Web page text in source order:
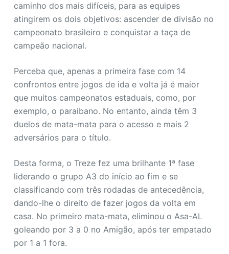
caminho dos mais difíceis, para as equipes
atingirem os dois objetivos: ascender de divisão no
campeonato brasileiro e conquistar a taça de
campeão nacional.
Perceba que, apenas a primeira fase com 14
confrontos entre jogos de ida e volta já é maior
que muitos campeonatos estaduais, como, por
exemplo, o paraibano. No entanto, ainda têm 3
duelos de mata-mata para o acesso e mais 2
adversários para o título.
Desta forma, o Treze fez uma brilhante 1ª fase
liderando o grupo A3 do início ao fim e se
classificando com três rodadas de antecedência,
dando-lhe o direito de fazer jogos da volta em
casa. No primeiro mata-mata, eliminou o Asa-AL
goleando por 3 a 0 no Amigão, após ter empatado
por 1 a 1 fora.